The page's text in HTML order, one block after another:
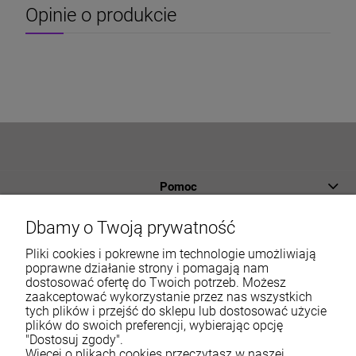
Opinie o produkcie
Pomoc
Płatności i dostawa
Informacje
O nas
Moje konto
Dbamy o Twoją prywatność
Pliki cookies i pokrewne im technologie umożliwiają
poprawne działanie strony i pomagają nam
dostosować ofertę do Twoich potrzeb. Możesz
zaakceptować wykorzystanie przez nas wszystkich
tych plików i przejść do sklepu lub dostosować użycie
plików do swoich preferencji, wybierając opcję
"Dostosuj zgody".